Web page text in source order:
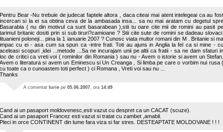
Pentru Bear -Nu trebuie de judecat faptele altora , daca citeai mai atent intelegeai ca au fost
incercari si la ei sa obtina ceva de la ambasada insa... sa nu mai aratam cu degetul spre
Basarabia ( nu din motivul ca sunt basarabean ),stii tu oare cite mii de romini au pasit pe
tarimul britanic dositi prin si sub tiruri?camioane ? Stii cite sute de romini se dadeau slovaci.
lituanieni poloneji... pina la 1 ianuarie 2007 ? Cunosc viata multor romani din M . Britanie si ma
impac cu ei - asa cum sa spun ca -intre frati. Toti au ajuns in Anglia la fel ca si mine - cu
aceleasi scopuri ,idei ...metode ...Sa ne incurajam unii pe altii ca fratii - sa ne dam sfaturi in
loc de critici ca vreti voi ( rominilor din Romania ) sau nu - Avem o istorie si avem un Stefan,
Avem o literatura si avem un Eminescu si Un Creanga , Si limba pe care o vorbim nui rusa (
cu toate ca o cunoastem toti perfect ) ci Romana , Vreti voi sau nu ...
Thanks
A comentat Iurie pe 05.06.2007, ora 14:49
Cand ai un pasaport moldovenesc,esti vazut cu despret ca un CACAT (scuze).
Cand ai un pasaport Francez esti vazut si tratat cu zambet ,amabil.
Pleci in orce CONTINENT din lume fara viza si far stres. DESTEAPTATE MOLDOVANE ! ! !